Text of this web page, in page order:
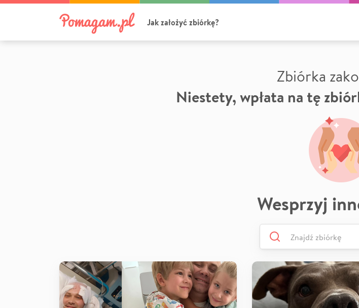
Jak założyć zbiórkę?
Zbiórka
Niestety, wpłata na tę
Wesprzyj